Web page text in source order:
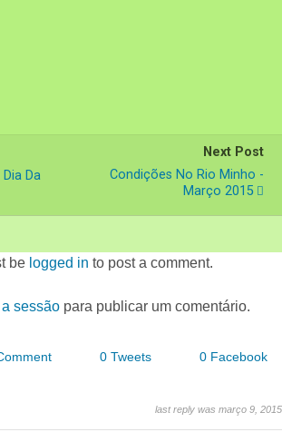
Da
Next Post
Condições No Rio Minho -
Março 2015
be logged in to post a comment.
sessãopara publicar um comentário.
0 Tweets
0 Facebook
last reply was março 9, 2015